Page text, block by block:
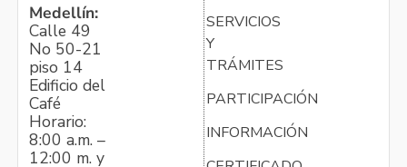
Medellín:
Calle 49
No 50-21
piso 14
Edificio del
Café
Horario:
8:00 a.m. –
12:00 m. y
SERVICIOS
Y
TRÁMITES
PARTICIPACIÓN
INFORMACIÓN